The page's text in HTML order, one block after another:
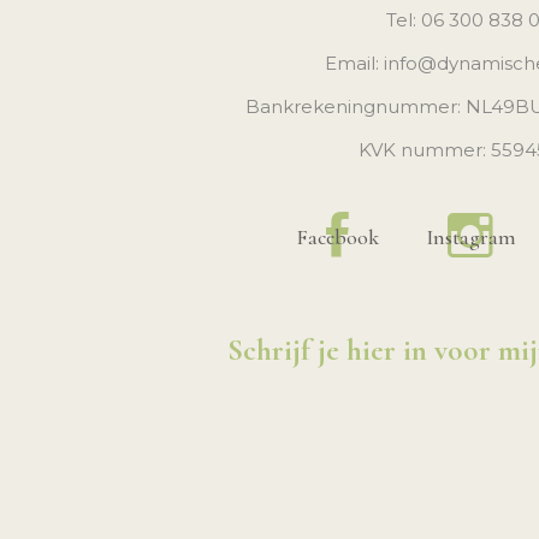
Tel: 06 300 838
Email:
Bankrekeningnummer:
KVK nummer:
Facebook Instagram
Schrijf je hier in voor